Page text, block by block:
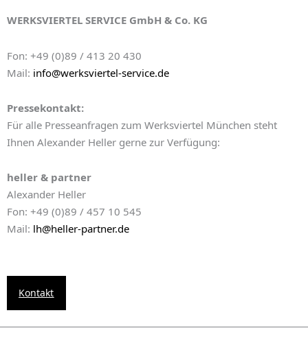
WERKSVIERTEL SERVICE GmbH & Co. KG
Fon: +49 (0)89 / 413 20 430
Mail: info@werksviertel-service.de
Pressekontakt:
Für alle Presseanfragen zum Werksviertel München steht
Ihnen Alexander Heller gerne zur Verfügung:
heller & partner
Alexander Heller
Fon: +49 (0)89 / 457 10 545
Mail: lh@heller-partner.de
Kontakt